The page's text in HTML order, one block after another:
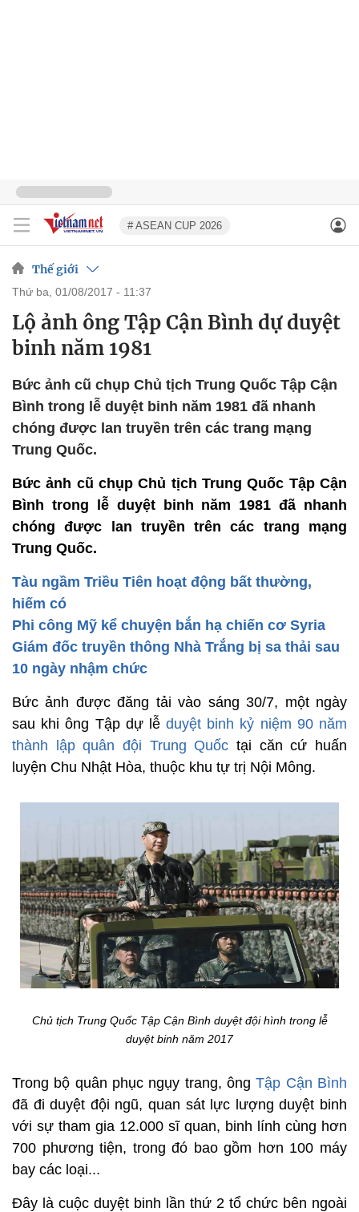
# ASEAN CUP 2026
Thế giới
thứ ba, 01/08/2017 - 11:37
Lộ ảnh ông Tập Cận Bình dự duyệt
binh năm 1981
Bức ảnh cũ chụp Chủ tịch Trung Quốc Tập Cận
Bình trong lễ duyệt binh năm 1981 đã nhanh
chóng được lan truyền trên các trang mạng
Trung Quốc.
Bức ảnh cũ chụp Chủ tịch Trung Quốc Tập Cận
Bình trong lễ duyệt binh năm 1981 đã nhanh
chóng được lan truyền trên các trang mạng
Trung Quốc.
Tàu ngầm Triều Tiên hoạt động bất thường,
hiếm có
Phi công Mỹ kể chuyện bắn hạ chiến cơ Syria
Giám đốc truyền thông Nhà Trắng bị sa thải sau
10 ngày nhậm chức
Bức ảnh được đăng tải vào sáng 30/7, một ngày
sau khi ông Tập dự lễduyệt binh kỷ niệm 90 năm
thành lập quân đội Trung Quốc tại căn cứ huấn
luyện Chu Nhật Hòa, thuộc khu tự trị Nội Mông.
Chủ tịch Trung Quốc Tập Cận Bình duyệt đội hình trong lễ
duyệt binh năm 2017
Trong bộ quân phục ngụy trang, ôngTập Cận Bình
đã đi duyệt đội ngũ, quan sát lực lượng duyệt binh
với sự tham gia 12.000 sĩ quan, binh lính cùng hơn
700 phương tiện, trong đó bao gồm hơn 100 máy
bay các loại...
Đây là cuộc duyệt binh lần thứ 2 tổ chức bên ngoài